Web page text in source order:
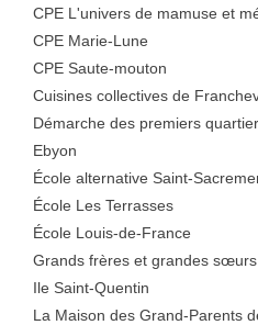
CPE L'univers de mamuse et
CPE Marie-Lune
CPE Saute-mouton
Cuisines collectives de
Démarche des premiers
Ebyon
École alternative Saint-
École Les Terrasses
École Louis-de-France
Grands frères et grandes sœurs
Ile Saint-Quentin
La Maison des Grand-Parents